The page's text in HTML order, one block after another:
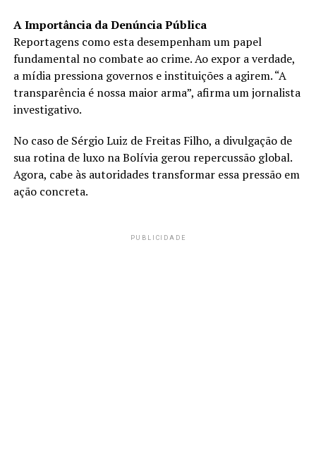
A Importância da Denúncia Pública
Reportagens como esta desempenham um papel
fundamental no combate ao crime. Ao expor a verdade,
a mídia pressiona governos e instituições a agirem. “A
transparência é nossa maior arma”, afirma um jornalista
investigativo.
No caso de Sérgio Luiz de Freitas Filho, a divulgação de
sua rotina de luxo na Bolívia gerou repercussão global.
Agora, cabe às autoridades transformar essa pressão em
ação concreta.
PUBLICIDADE